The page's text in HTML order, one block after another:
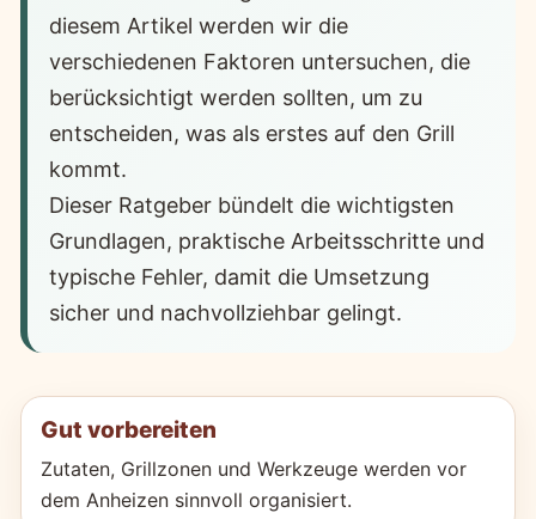
diesem Artikel werden wir die
verschiedenen Faktoren untersuchen, die
berücksichtigt werden sollten, um zu
entscheiden, was als erstes auf den Grill
kommt.
Dieser Ratgeber bündelt die wichtigsten
Grundlagen, praktische Arbeitsschritte und
typische Fehler, damit die Umsetzung
sicher und nachvollziehbar gelingt.
Gut vorbereiten
Zutaten, Grillzonen und Werkzeuge werden vor
dem Anheizen sinnvoll organisiert.